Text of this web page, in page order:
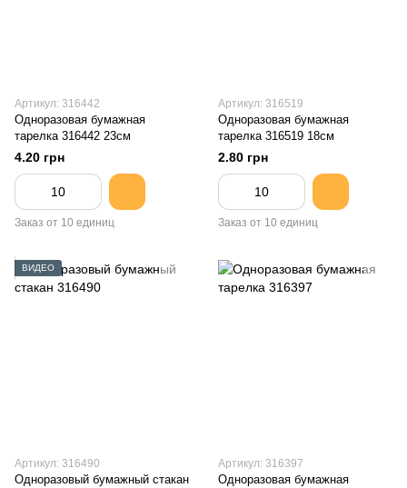
Артикул: 316442
Одноразовая бумажная
тарелка 316442 23см
4.20 грн
Заказ от 10 единиц
Артикул: 316519
Одноразовая бумажная
тарелка 316519 18см
2.80 грн
Заказ от 10 единиц
ВИДЕО
Артикул: 316490
Одноразовый бумажный стакан
Артикул: 316397
Одноразовая бумажная